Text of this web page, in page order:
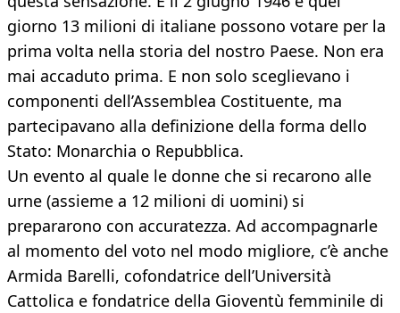
giorno 13 milioni di italiane possono votare per la
prima volta nella storia del nostro Paese. Non era
mai accaduto prima. E non solo sceglievano i
componenti dell’Assemblea Costituente, ma
partecipavano alla definizione della forma dello
Stato: Monarchia o Repubblica.
Un evento al quale le donne che si recarono alle
urne (assieme a 12 milioni di uomini) si
prepararono con accuratezza. Ad accompagnarle
al momento del voto nel modo migliore, c’è anche
Armida Barelli, cofondatrice dell’Università
Cattolica e fondatrice della Gioventù femminile di